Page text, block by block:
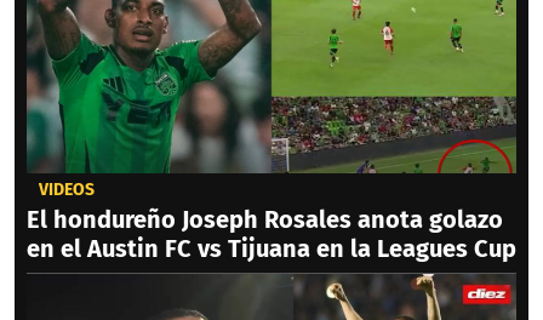
VIDEOS
El hondureño Joseph Rosales anota golazo
en el Austin FC vs Tijuana en la Leagues Cup